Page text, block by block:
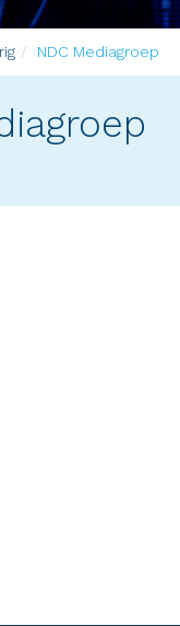
NDC Mediagroep